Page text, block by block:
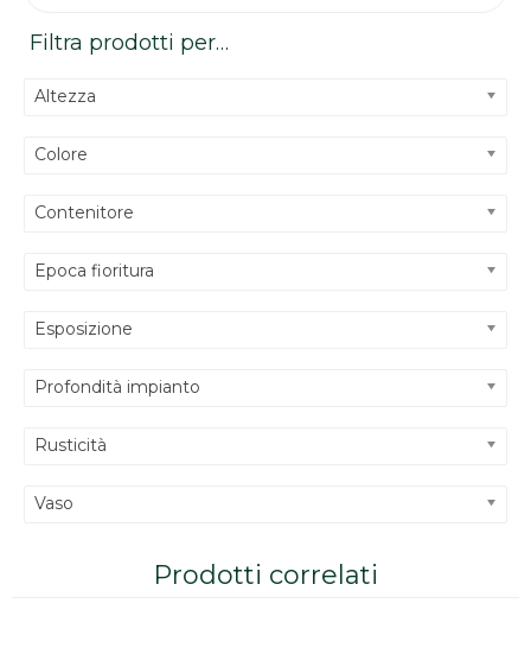
Filtra prodotti per…
Altezza
Colore
Contenitore
Epoca fioritura
Esposizione
Profondità impianto
Rusticità
Vaso
Prodotti correlati